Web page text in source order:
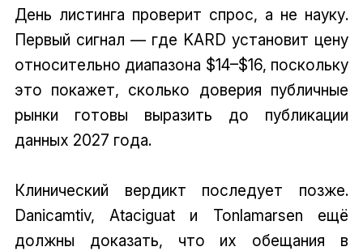
День листинга проверит спрос, а не науку.
Первый сигнал — где KARD установит цену
относительно диапазона $14–$16, поскольку
это покажет, сколько доверия публичные
рынки готовы выразить до публикации
данных 2027 года.
Клинический вердикт последует позже.
Danicamtiv, Ataciguat и Tonlamarsen ещё
должны доказать, что их обещания в